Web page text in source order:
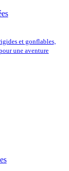
et gonflables,
une aventure